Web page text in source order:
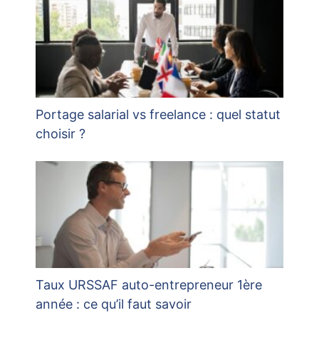
Portage salarial vs freelance : quel statut
choisir ?
Taux URSSAF auto-entrepreneur 1ère
année : ce qu’il faut savoir